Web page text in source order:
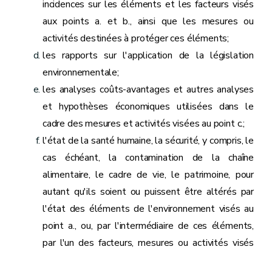
incidences sur les éléments et les facteurs visés
aux points a. et b., ainsi que les mesures ou
activités destinées à protéger ces éléments;
les rapports sur l'application de la législation
environnementale;
les analyses coûts-avantages et autres analyses
et hypothèses économiques utilisées dans le
cadre des mesures et activités visées au point c.;
l'état de la santé humaine, la sécurité, y compris, le
cas échéant, la contamination de la chaîne
alimentaire, le cadre de vie, le patrimoine, pour
autant qu'ils soient ou puissent être altérés par
l'état des éléments de l'environnement visés au
point a., ou, par l'intermédiaire de ces éléments,
par l'un des facteurs, mesures ou activités visés